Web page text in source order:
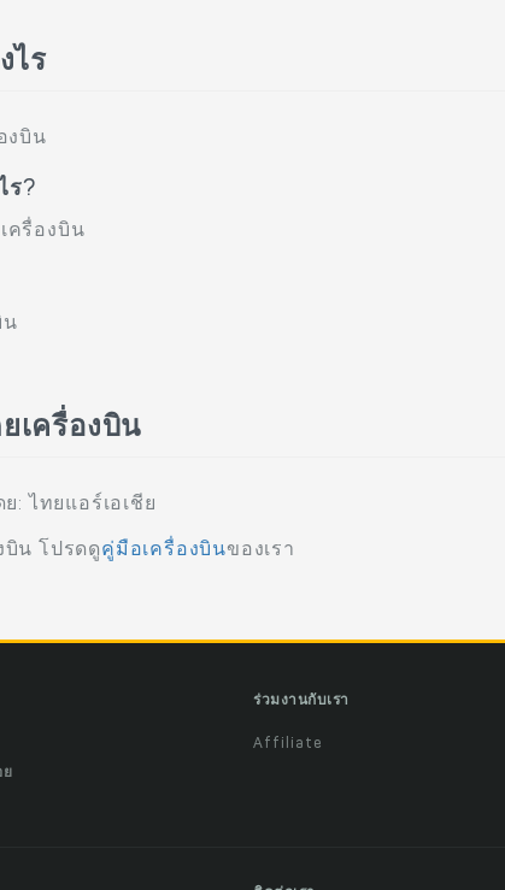
ไร
งบิน
ร?
ครื่องบิน
น
เครื่องบิน
: ไทยแอร์เอเชีย
บิน โปรดดูคู่มือเครื่องบินของเรา
ย
ร่วมงานกับเรา
Affiliate